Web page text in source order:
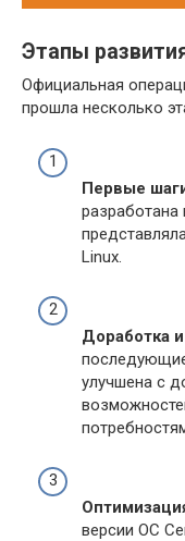
Этапы
Официальная
прошла несколько
Первые
разработана
Linux.
Доработка
улучшена с
версии ОС